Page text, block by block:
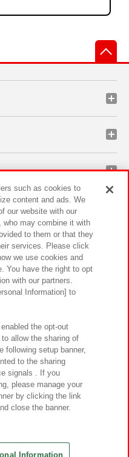
ィ サイトポリシー
セシビリティ方針と検証結果
よくあるご質問・お問い合わせ
Inc.
Lab Inc.
Rights Reserved.
such as cookies to
content and ads. We
our website with our
who may combine it with
to them or that they
services. Please click
we use cookies and
You have the right to opt
with our partners.
Information] to
the opt-out
allow the sharing of
following setup banner,
to the sharing
signals . If you
please manage your
by clicking the link
close the banner.
Information